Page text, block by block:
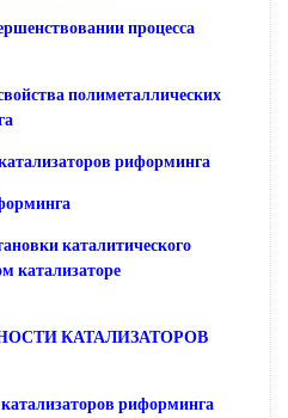
процесса
полиметаллических
риформинга
каталитического
катализаторе
КАТАЛИЗАТОРОВ
риформинга